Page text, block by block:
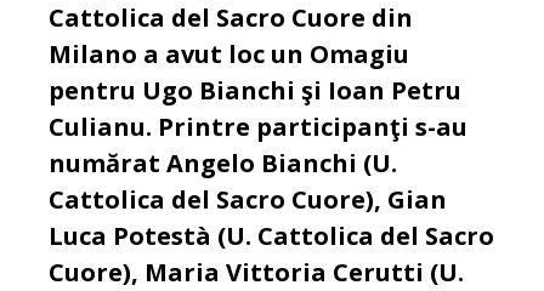
Cattolica del Sacro Cuore din
Milano a avut loc un Omagiu
pentru Ugo Bianchi şi Ioan Petru
Culianu. Printre participanţi s-au
numărat Angelo Bianchi (U.
Cattolica del Sacro Cuore), Gian
Luca Potestà (U. Cattolica del Sacro
Cuore), Maria Vittoria Cerutti (U.